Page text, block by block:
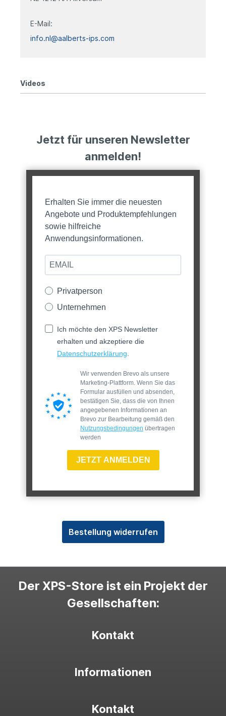
E-Mail:
info.nl@aalberts-ips.com
Videos
Jetzt für unseren Newsletter
anmelden!
Erhalten Sie immer die neuesten
Angebote und Produktempfehlungen
sowie hilfreiche
Anwendungsinformationen.
Privatperson
Unternehmen
Ich möchte den XPS Newsletter
erhalten und akzeptiere die
Datenschutzerklärung
Wir verwenden Brevo als unsere
Marketing-Plattform. Wenn Sie das
Formular ausfüllen und absenden,
bestätigen Sie, dass die von Ihnen
angegebenen Informationen an
Brevo zur Bearbeitung gemäß den
Nutzungsbedingungen übertragen
werden
JETZT ANMELDEN
Bestellung widerrufen
Der XPS-Store ist ein Projekt der
Gesellschaften:
Kontakt
Informationen
Kontakt